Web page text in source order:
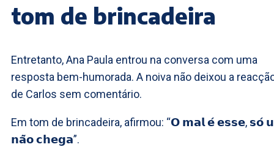
tom de brincadeira
Entretanto, Ana Paula entrou na conversa com uma
resposta bem-humorada. A noiva não deixou a
de Carlos sem comentário.
Em tom de brincadeira, afirmou: “𝗢 𝗺𝗮𝗹 𝗲́ 𝗲𝘀𝘀𝗲, 𝘀𝗼́
𝗻𝗮̃𝗼 𝗰𝗵𝗲𝗴𝗮”.